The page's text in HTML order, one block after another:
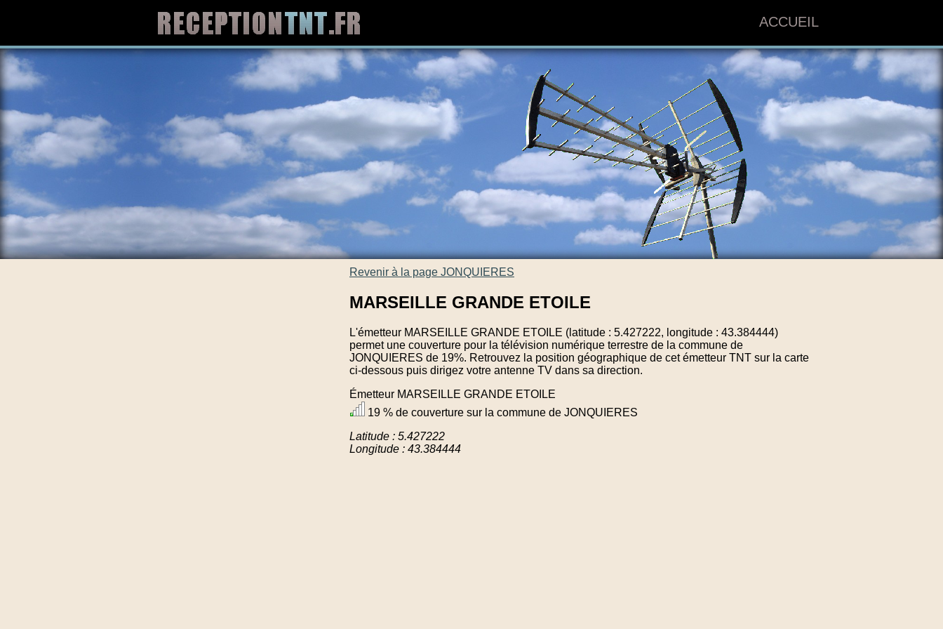
ACCUEIL
Revenir à la page JONQUIERES
MARSEILLE GRANDE ETOILE
L'émetteur MARSEILLE GRANDE ETOILE (latitude : 5.427222, longitude : 43.384444)
permet une couverture pour la télévision numérique terrestre de la commune de
JONQUIERES de 19%. Retrouvez la position géographique de cet émetteur TNT sur la carte
ci-dessous puis dirigez votre antenne TV dans sa direction.
Émetteur MARSEILLE GRANDE ETOILE
19 % de couverture sur la commune de JONQUIERES
Latitude : 5.427222
Longitude : 43.384444